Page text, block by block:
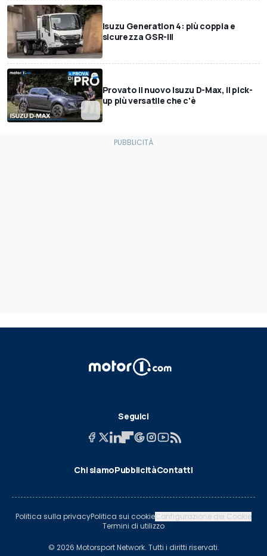
Isuzu Generation 4: più coppia e
sicurezza GSR-III
Provato il nuovo Isuzu D-Max, il pick-
up più versatile che c'è
Seguici
Chi siamoPubblicitàContatti
Politica sulla privacyPolitica sui cookieConfigurazione dei Cookie
Termini di utilizzo
© 2026 Motorsport Network. Tutti i diritti riservati.